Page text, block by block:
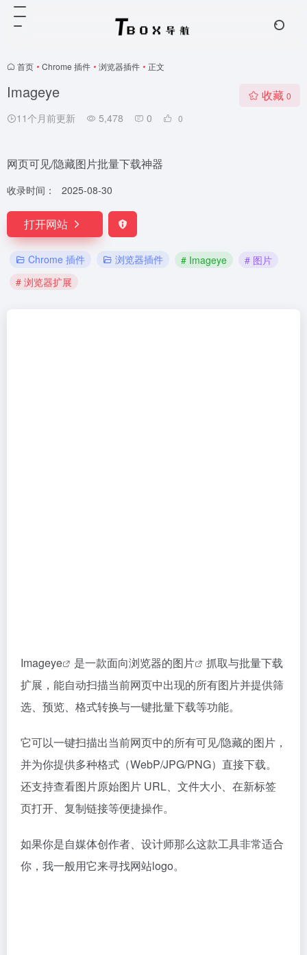
首页 • Chrome 插件 • 浏览器插件 • 正文
Imageye
11个月前更新 5,478 0 0
收藏 0
网页可见/隐藏图片批量下载神器
收录时间： 2025-08-30
打开网站
Chrome 插件 浏览器插件 # Imageye
# 图片
# 浏览器扩展
Imageye 是一款面向浏览器的图片
抓取与批量下载
扩展，能自动扫描当前网页中出现的所有图片并提供筛
选、预览、格式转换与一键批量下载等功能。
它可以一键扫描出当前网页中的所有可见/隐藏的图片，
并为你提供多种格式（WebP/JPG/PNG）直接下载。
还支持查看图片原始图片 URL、文件大小、在新标签
页打开、复制链接等便捷操作。
如果你是自媒体创作者、设计师那么这款工具非常适合
你，我一般用它来寻找网站logo。